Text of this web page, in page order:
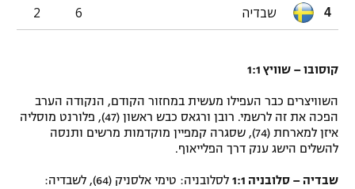
רשיון להקרנה פומבית לבית עסק
תגיות
המגזין
4 שבדיה 6
2
קוסובו – שוויץ 1:1
השוויצרים כבר העפילו מעשית במחזור הקודם, הנקודה הערב
הפכה את זה לרשמי. רובן ורגאס כבש ראשון (47), פלורנט מוסליה
איזן למארחת (74), שסגרה קמפיין מוקדמות מרשים ותנסה
להשלים הישג ענק דרך הפלייאוף.
שבדיה – סלובניה 1:1
לסלובניה: טימי אלסניק (64), לשבדיה: